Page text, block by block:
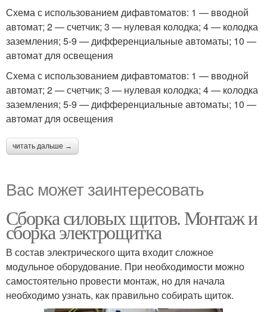
Схема с использованием дифавтоматов: 1 — вводной
автомат; 2 — счетчик; 3 — нулевая колодка; 4 — колодка
заземления; 5-9 — дифференциальные автоматы; 10 —
автомат для освещения
Схема с использованием дифавтоматов: 1 — вводной
автомат; 2 — счетчик; 3 — нулевая колодка; 4 — колодка
заземления; 5-9 — дифференциальные автоматы; 10 —
автомат для освещения
читать дальше →
Вас может заинтересовать
Сборка силовых щитов. Монтаж и
сборка электрощитка
В состав электрического щита входит сложное
модульное оборудование. При необходимости можно
самостоятельно провести монтаж, но для начала
необходимо узнать, как правильно собирать щиток.